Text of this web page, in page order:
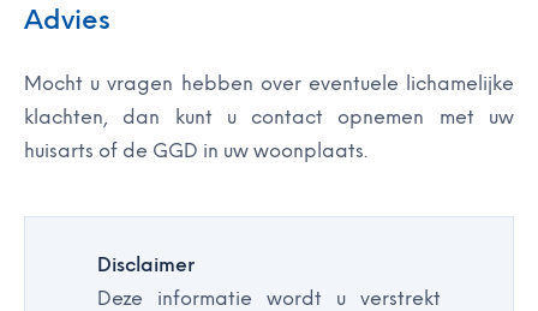
Advies
Mocht u vragen hebben over eventuele lichamelijke
klachten, dan kunt u contact opnemen met uw
huisarts of de GGD in uw woonplaats.
Disclaimer
Deze informatie wordt u verstrekt